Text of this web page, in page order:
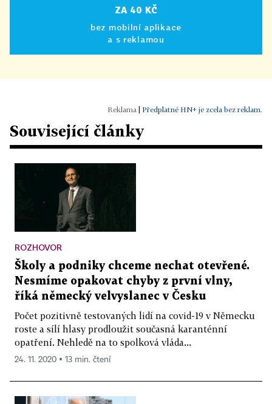
ZA 40 KČ
bez mobilní aplikace
a s reklamou
Předplatné HN+ je zcela bez reklam.
Související články
ROZHOVOR
Školy a podniky chceme nechat otevřené.
Nesmíme opakovat chyby z první vlny,
říká německý velvyslanec v Česku
Počet pozitivně testovaných lidí na covid-19 v Německu
roste a sílí hlasy prodloužit současná karanténní
opatření. Nehledě na to spolková vláda...
24. 11. 2020 ▪ 13 min. čtení